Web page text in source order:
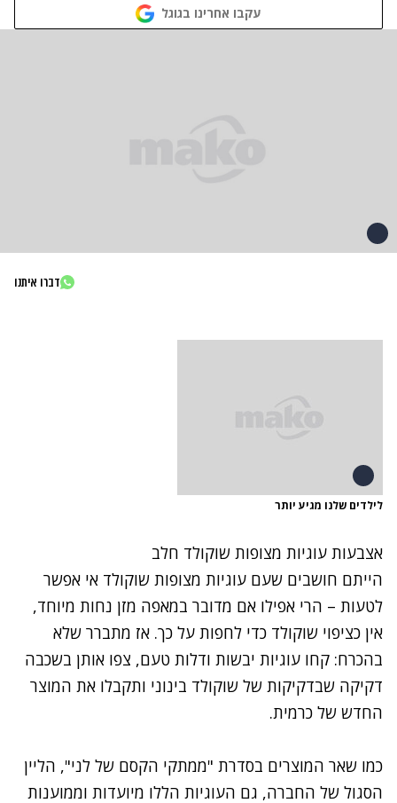
עקבו אחרינו בגוגל
דברו איתנו
לילדים שלנו מגיע יותר
אצבעות עוגיות מצופות שוקולד חלב
הייתם חושבים שעם עוגיות מצופות שוקולד אי אפשר
לטעות – הרי אפילו אם מדובר במאפה מזן נחות מיוחד,
אין כציפוי שוקולד כדי לחפות על כך. אז מתברר שלא
בהכרח: קחו עוגיות יבשות ודלות טעם, צפו אותן בשכבה
דקיקה שבדקיקות של שוקולד בינוני ותקבלו את המוצר
החדש של כרמית.
כמו שאר המוצרים בסדרת "ממתקי הקסם של לני", הליין
הסגול של החברה, גם העוגיות הללו מיועדות וממוענות